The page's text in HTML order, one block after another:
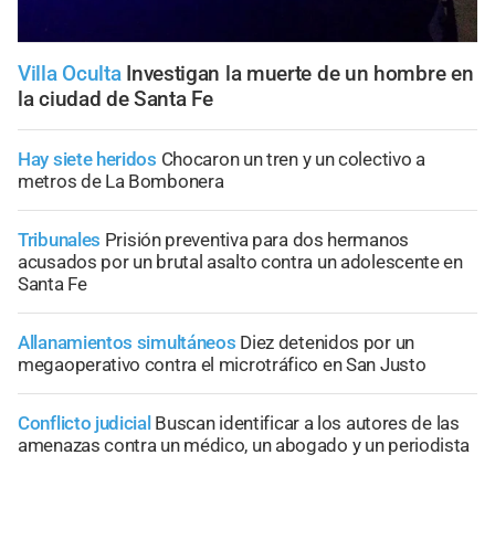
Villa Oculta Investigan la muerte de un hombre en
la ciudad de Santa Fe
Hay siete heridos Chocaron un tren y un colectivo a
metros de La Bombonera
Tribunales Prisión preventiva para dos hermanos
acusados por un brutal asalto contra un adolescente en
Santa Fe
Allanamientos simultáneos Diez detenidos por un
megaoperativo contra el microtráfico en San Justo
Conflicto judicial Buscan identificar a los autores de las
amenazas contra un médico, un abogado y un periodista